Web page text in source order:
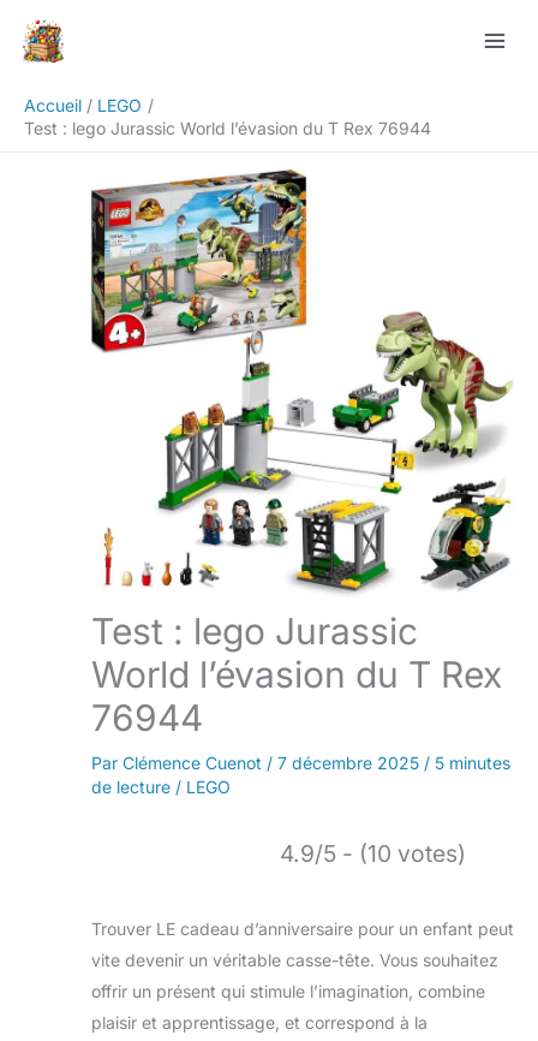
Accueil
LEGO
Test : lego Jurassic World l’évasion du T Rex 76944
Test : lego Jurassic
World l’évasion du T Rex
76944
Par Clémence Cuenot / 7 décembre 2025 / 5 minutes
de lecture / LEGO
4.9/5 - (10 votes)
Trouver LE cadeau d’anniversaire pour un enfant peut
vite devenir un véritable casse-tête. Vous souhaitez
offrir un présent qui stimule l’imagination, combine
plaisir et apprentissage, et correspond à la
Rechercher